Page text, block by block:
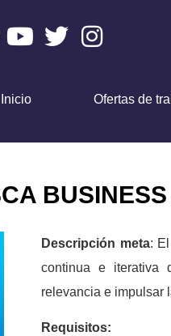
Inicio Ofertas de
Descripción meta:
continua e iterativa
relevancia e impulsar
Requisitos: